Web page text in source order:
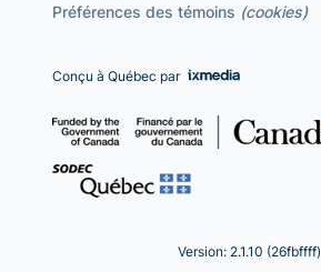
Préférences des témoins (cookies)
Conçu à Québec par
Version: 2.1.10 (26fbffff)